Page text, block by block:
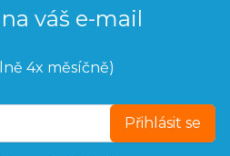
váš e-mail
4x měsíčně)
Přihlásit se